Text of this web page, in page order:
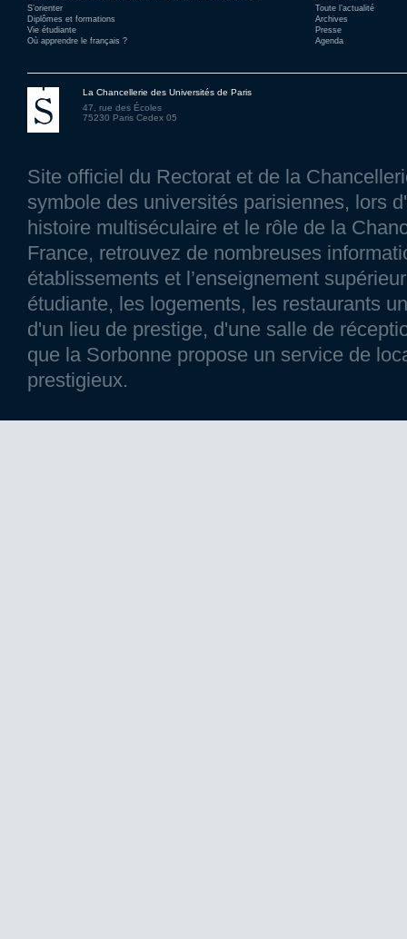
S’orienter
Diplômes et formations
Vie étudiante
Où apprendre le français ?
Toute l’actualité
Archives
Presse
Agenda
La Chancellerie des Universités de Paris
47, rue des Écoles
75230 Paris Cedex 05
Site officiel du Rectorat et de la
symbole des universités parisiennes, lors
histoire multiséculaire et le rôle de la
France, retrouvez de nombreuses
établissements et l’enseignement
étudiante, les logements, les restaurants
d'un lieu de prestige, d'une salle de
que la Sorbonne propose un service de
prestigieux.